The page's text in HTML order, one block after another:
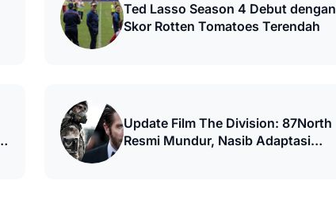
Ted Lasso Season 4 Debut dengan
Skor Rotten Tomatoes Terendah
Update Film The Division: 87North
Resmi Mundur, Nasib Adaptasi